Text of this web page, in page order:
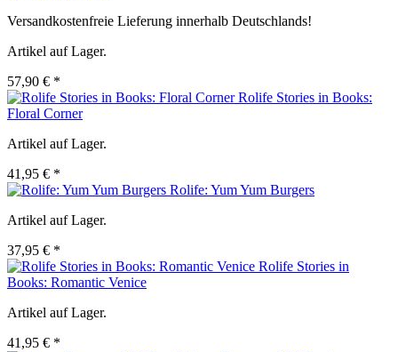
Versandkostenfreie Lieferung innerhalb Deutschlands!
Artikel auf Lager.
57,90 € *
Rolife Stories in Books:
Floral Corner
Artikel auf Lager.
41,95 € *
Rolife: Yum Yum Burgers
Artikel auf Lager.
37,95 € *
Rolife Stories in
Books: Romantic Venice
Artikel auf Lager.
41,95 € *